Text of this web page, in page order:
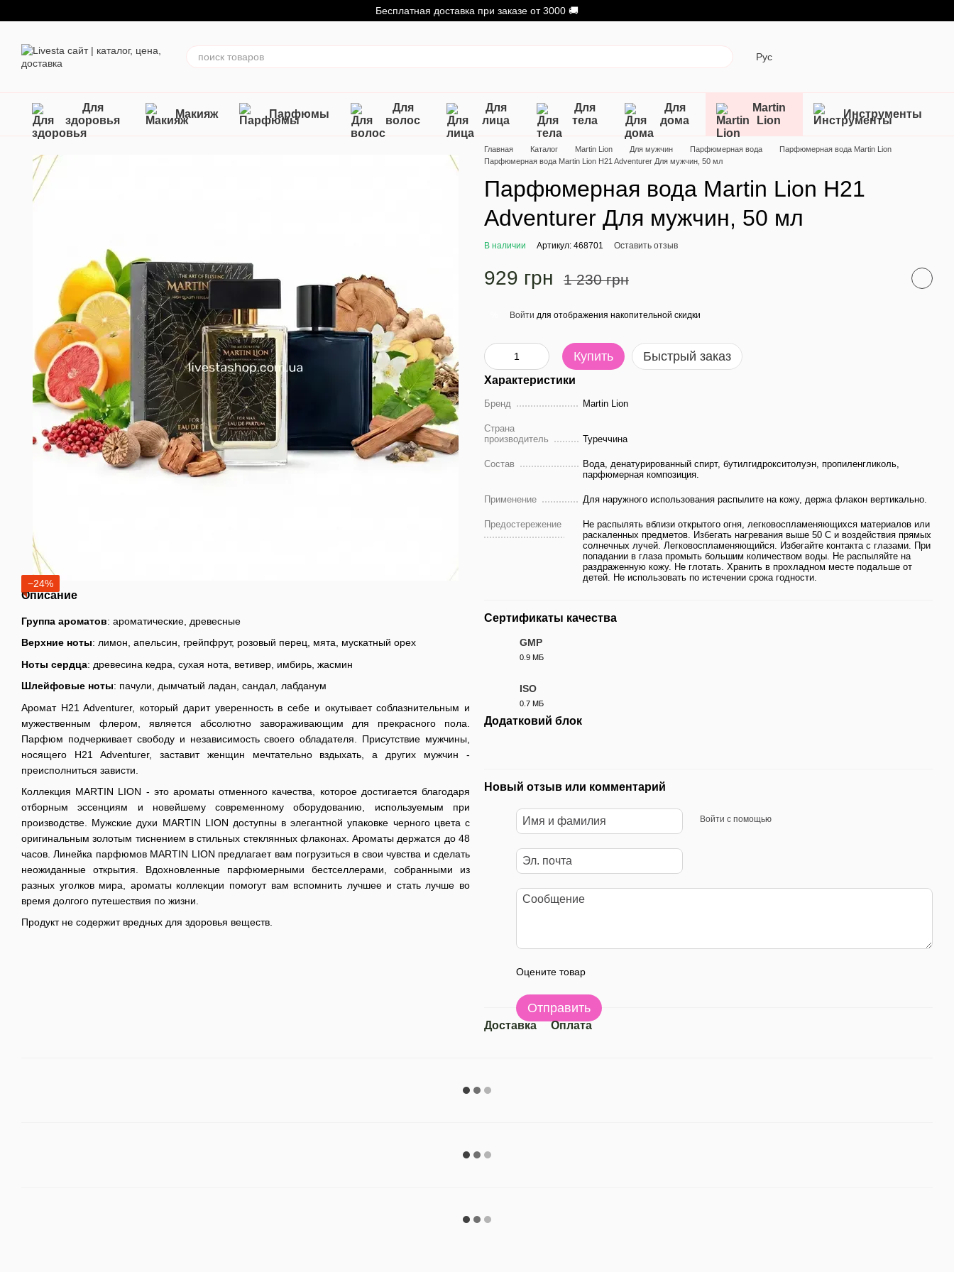
Бесплатная доставка при заказе от 3000 🚚
Рус
Для
здоровья
Макияж Парфюмы
Для
волос
Для
лица
Для
тела
Для
дома
Martin
Lion
Инструменты
−24%
Описание
Группа ароматов: ароматические, древесные
Верхние ноты: лимон, апельсин, грейпфрут, розовый перец, мята, мускатный орех
Ноты сердца: древесина кедра, сухая нота, ветивер, имбирь, жасмин
Шлейфовые ноты: пачули, дымчатый ладан, сандал, лабданум
Аромат H21 Adventurer, который дарит уверенность в себе и окутывает соблазнительным и
мужественным флером, является абсолютно завораживающим для прекрасного пола.
Парфюм подчеркивает свободу и независимость своего обладателя. Присутствие мужчины,
носящего H21 Adventurer, заставит женщин мечтательно вздыхать, а других мужчин -
преисполниться зависти.
Коллекция MARTIN LION - это ароматы отменного качества, которое достигается благодаря
отборным эссенциям и новейшему современному оборудованию, используемым при
производстве. Мужские духи MARTIN LION доступны в элегантной упаковке черного цвета с
оригинальным золотым тиснением в стильных стеклянных флаконах. Ароматы держатся до 48
часов. Линейка парфюмов MARTIN LION предлагает вам погрузиться в свои чувства и сделать
неожиданные открытия. Вдохновленные парфюмерными бестселлерами, собранными из
разных уголков мира, ароматы коллекции помогут вам вспомнить лучшее и стать лучше во
время долгого путешествия по жизни.
Продукт не содержит вредных для здоровья веществ.
Главная Каталог Martin Lion Для мужчин Парфюмерная вода
Парфюмерная вода Martin Lion
Парфюмерная вода Martin Lion H21 Adventurer Для мужчин, 50 мл
Парфюмерная вода Martin Lion H21
Adventurer Для мужчин, 50 мл
В наличии Артикул: 468701 Оставить отзыв
929 грн 1 230 грн
Войти для отображения накопительной скидки
Купить Быстрый заказ
Характеристики
Бренд Martin Lion
Страна
производитель
Туреччина
Состав
Вода, денатурированный спирт, бутилгидрокситолуэн, пропиленгликоль,
парфюмерная композиция.
Применение Для наружного использования распылите на кожу, держа флакон вертикально.
Предостережение
Не распылять вблизи открытого огня, легковоспламеняющихся материалов или
раскаленных предметов. Избегать нагревания выше 50 С и воздействия прямых
солнечных лучей. Легковоспламеняющийся. Избегайте контакта с глазами. При
попадании в глаза промыть большим количеством воды. Не распыляйте на
раздраженную кожу. Не глотать. Хранить в прохладном месте подальше от
детей. Не использовать по истечении срока годности.
Сертификаты качества
GMP
0.9 МБ
ISO
0.7 МБ
Додатковий блок
Новый отзыв или комментарий
Войти с помощью
Оцените товар
Отправить
Доставка Оплата